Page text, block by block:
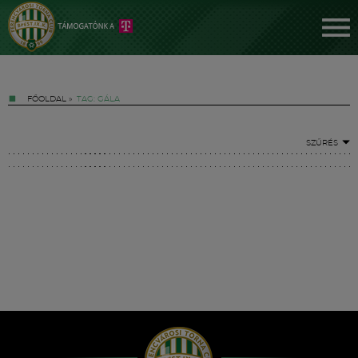
FŐOLDAL » TAG: GÁLA
SZŰRÉS
Hírek